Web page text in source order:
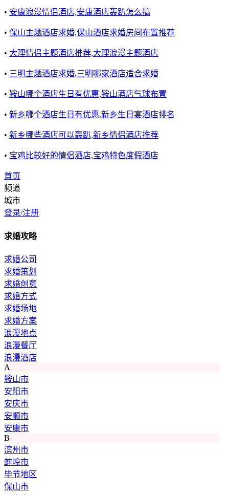
• 安康浪漫情侣酒店,安康酒店轰趴怎么搞
• 保山主题酒店求婚,保山酒店求婚房间布置推荐
• 大理情侣主题酒店推荐,大理浪漫主题酒店
• 三明主题酒店求婚,三明哪家酒店适合求婚
• 鞍山哪个酒店生日有优惠,鞍山酒店气球布置
• 新乡哪个酒店生日有优惠,新乡生日宴酒店排名
• 新乡哪些酒店可以轰趴,新乡情侣酒店推荐
• 宝鸡比较好的情侣酒店,宝鸡特色度假酒店
首页
频道
城市
登录/注册
求婚攻略
求婚公司
求婚策划
求婚创意
求婚方式
求婚场地
求婚方案
浪漫地点
浪漫餐厅
浪漫酒店
A
鞍山市
安阳市
安庆市
安顺市
安康市
B
滨州市
蚌埠市
毕节地区
保山市